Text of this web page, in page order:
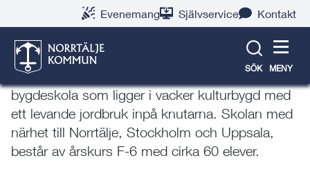
Evenemang Självservice Kontakt
SÖK MENY
Edsbro skola
Välkommen till oss på Edsbro skola! Vi är en
bygdeskola som ligger i vacker kulturbygd med
ett levande jordbruk inpå knutarna. Skolan med
närhet till Norrtälje, Stockholm och Uppsala,
består av årskurs F-6 med cirka 60 elever.